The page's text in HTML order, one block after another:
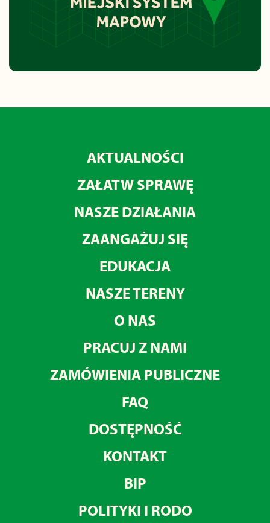
AKTUALNOŚCI
ZAŁATW SPRAWĘ
NASZE DZIAŁANIA
ZAANGAŻUJ SIĘ
EDUKACJA
NASZE TERENY
O NAS
PRACUJ Z NAMI
ZAMÓWIENIA PUBLICZNE
FAQ
DOSTĘPNOŚĆ
KONTAKT
BIP
POLITYKI I RODO